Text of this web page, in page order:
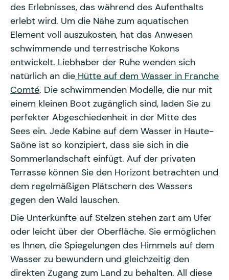
des Erlebnisses, das während des Aufenthalts
erlebt wird. Um die Nähe zum aquatischen
Element voll auszukosten, hat das Anwesen
schwimmende und terrestrische Kokons
entwickelt. Liebhaber der Ruhe wenden sich
natürlich an die Hütte auf dem Wasser in Franche
Comté. Die schwimmenden Modelle, die nur mit
einem kleinen Boot zugänglich sind, laden Sie zu
perfekter Abgeschiedenheit in der Mitte des
Sees ein. Jede Kabine auf dem Wasser in Haute-
Saône ist so konzipiert, dass sie sich in die
Sommerlandschaft einfügt. Auf der privaten
Terrasse können Sie den Horizont betrachten und
dem regelmäßigen Plätschern des Wassers
gegen den Wald lauschen.
Die Unterkünfte auf Stelzen stehen zart am Ufer
oder leicht über der Oberfläche. Sie ermöglichen
es Ihnen, die Spiegelungen des Himmels auf dem
Wasser zu bewundern und gleichzeitig den
direkten Zugang zum Land zu behalten. All diese